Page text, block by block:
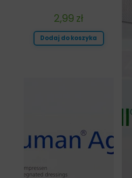
2,99 zł
Dodaj do koszyka